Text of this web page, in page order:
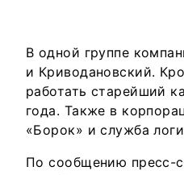
В одной группе
и Криводановский.
работать старейший
года. Также в
«Борок» и служба
По сообщению пресс-